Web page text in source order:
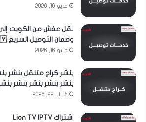
مايو 16, 2026
نقل عفش من الكويت إلى
وضمان التوصيل السريع 🇰🇼✈️🇸🇾
مايو 16, 2026
بنشر كراج متنقل بنشر
بنشر بنشر بنشر بنشر
فبراير 22, 2026
اشتراك Lion TV IPTV